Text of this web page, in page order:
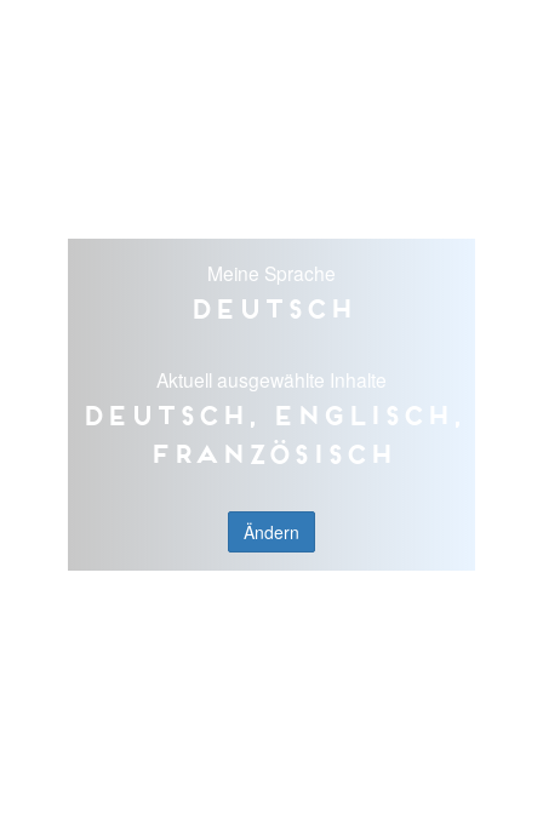
Meine Sprache
Deutsch
Aktuell ausgewählte Inhalte
Deutsch, Englisch,
Französisch
Ändern